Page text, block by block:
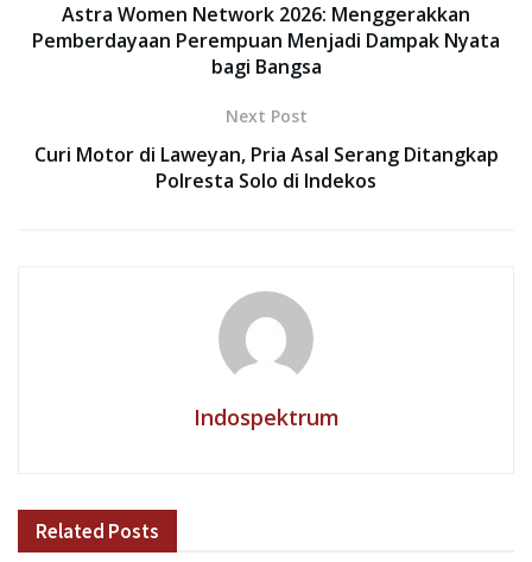
Astra Women Network 2026: Menggerakkan
Pemberdayaan Perempuan Menjadi Dampak Nyata
bagi Bangsa
Next Post
Curi Motor di Laweyan, Pria Asal Serang Ditangkap
Polresta Solo di Indekos
Indospektrum
Related Posts